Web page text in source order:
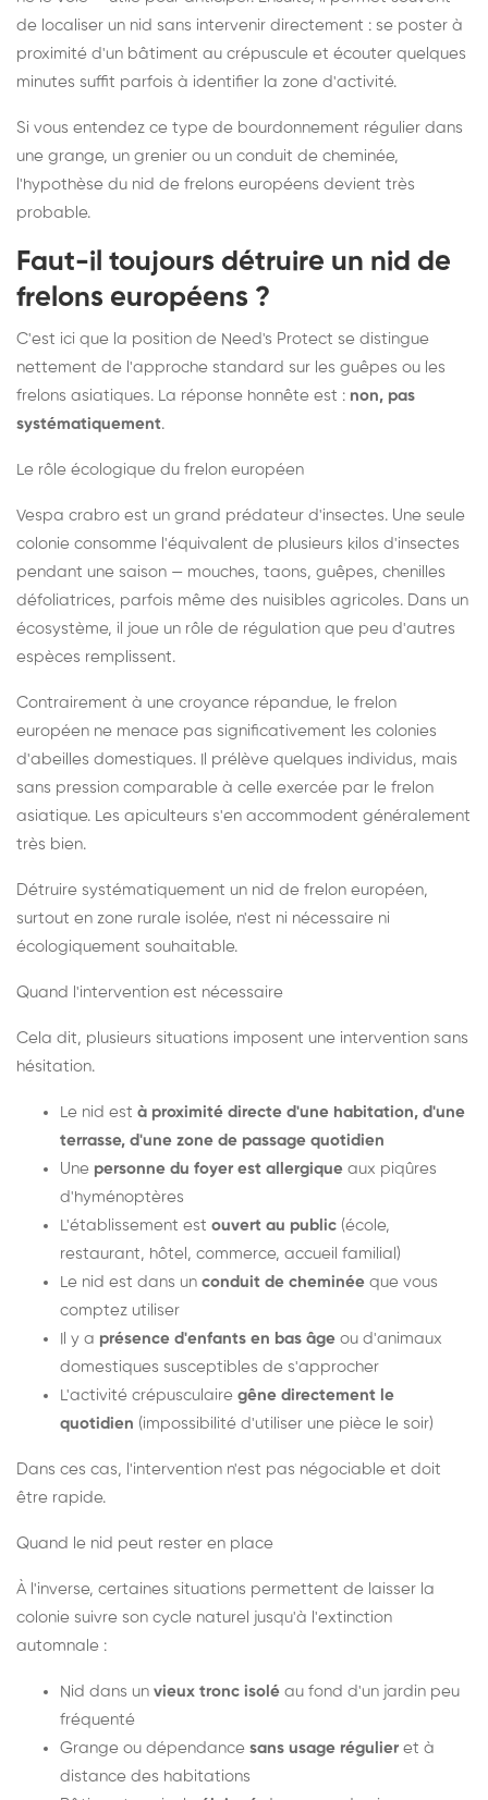
de localiser un nid sans intervenir directement : se poster à
proximité d'un bâtiment au crépuscule et écouter quelques
minutes suffit parfois à identifier la zone d'activité.
Si vous entendez ce type de bourdonnement régulier dans
une grange, un grenier ou un conduit de cheminée,
l'hypothèse du nid de frelons européens devient très
probable.
Faut-il toujours détruire un nid de
frelons européens ?
C'est ici que la position de Need's Protect se distingue
nettement de l'approche standard sur les guêpes ou les
frelons asiatiques. La réponse honnête est : non, pas
systématiquement.
Le rôle écologique du frelon européen
Vespa crabro est un grand prédateur d'insectes. Une seule
colonie consomme l'équivalent de plusieurs kilos d'insectes
pendant une saison — mouches, taons, guêpes, chenilles
défoliatrices, parfois même des nuisibles agricoles. Dans un
écosystème, il joue un rôle de régulation que peu d'autres
espèces remplissent.
Contrairement à une croyance répandue, le frelon
européen ne menace pas significativement les colonies
d'abeilles domestiques. Il prélève quelques individus, mais
sans pression comparable à celle exercée par le frelon
asiatique. Les apiculteurs s'en accommodent généralement
très bien.
Détruire systématiquement un nid de frelon européen,
surtout en zone rurale isolée, n'est ni nécessaire ni
écologiquement souhaitable.
Quand l'intervention est nécessaire
Cela dit, plusieurs situations imposent une intervention sans
hésitation.
Le nid est à proximité directe d'une habitation, d'une
terrasse, d'une zone de passage quotidien
Une personne du foyer est allergique aux piqûres
d'hyménoptères
L'établissement est ouvert au public (école,
restaurant, hôtel, commerce, accueil familial)
Le nid est dans un conduit de cheminée que vous
comptez utiliser
Il y a présence d'enfants en bas âge ou d'animaux
domestiques susceptibles de s'approcher
L'activité crépusculaire gêne directement le
quotidien (impossibilité d'utiliser une pièce le soir)
Dans ces cas, l'intervention n'est pas négociable et doit
être rapide.
Quand le nid peut rester en place
À l'inverse, certaines situations permettent de laisser la
colonie suivre son cycle naturel jusqu'à l'extinction
automnale :
Nid dans un vieux tronc isolé au fond d'un jardin peu
fréquenté
Grange ou dépendance sans usage régulier et à
distance des habitations